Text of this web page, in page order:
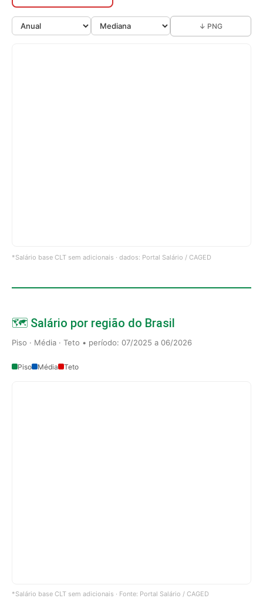
↓ PNG
*Salário base CLT sem adicionais · dados: Portal Salário / CAGED
🗺️ Salário por região do Brasil
Piso · Média · Teto • período: 07/2025 a 06/2026
Piso Média Teto
*Salário base CLT sem adicionais · Fonte: Portal Salário / CAGED